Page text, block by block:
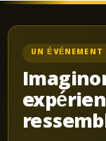
UN ÉVÉNEMENT